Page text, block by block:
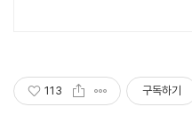
113 구독하기